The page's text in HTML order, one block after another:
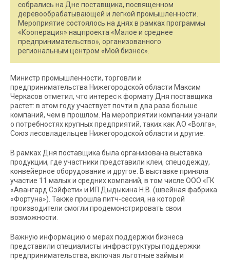
собрались на Дне поставщика, посвященном
деревообрабатывающей и легкой промышленности.
Мероприятие состоялось на днях в рамках программы
«Кооперация» нацпроекта «Малое и среднее
предпринимательство», организованного
региональным центром «Мой бизнес».
Министр промышленности, торговли и
предпринимательства Нижегородской области Максим
Черкасов отметил, что интерес к формату Дня поставщика
растет: в этом году участвует почти в два раза больше
компаний, чем в прошлом. На мероприятии компании узнали
о потребностях крупных предприятий, таких как АО «Волга»,
Союз лесовладельцев Нижегородской области и другие.
В рамках Дня поставщика была организована выставка
продукции, где участники представили клеи, спецодежду,
конвейерное оборудование и другое. В выставке приняла
участие 11 малых и средних компаний, в том числе ООО «ГК
«Авангард Сэйфети» и ИП Дыдыкина Н.В. (швейная фабрика
«Фортуна»). Также прошла питч-сессия, на которой
производители смогли продемонстрировать свои
возможности.
Важную информацию о мерах поддержки бизнеса
представили специалисты инфраструктуры поддержки
предпринимательства, включая льготные займы и